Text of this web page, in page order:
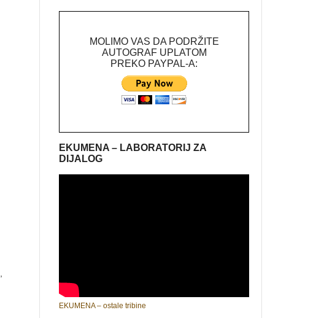
,
MOLIMO VAS DA PODRŽITE
AUTOGRAF UPLATOM
PREKO PAYPAL-A:
EKUMENA – LABORATORIJ ZA
DIJALOG
EKUMENA – ostale tribine